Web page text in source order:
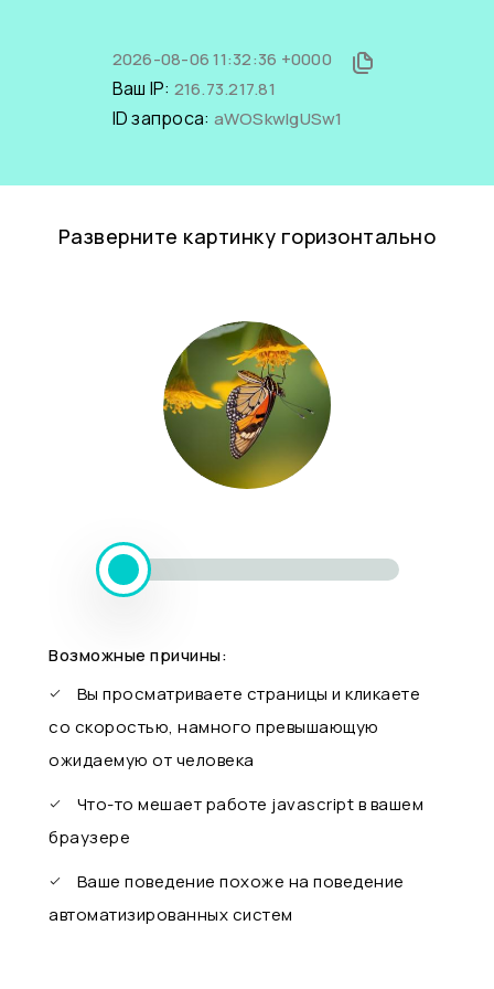
2026-08-06 11:32:36 +0000
Ваш IP: 216.73.217.81
ID запроса: aWOSkwIgUSw1
Разверните картинку горизонтально
Возможные причины:
Вы просматриваете страницы и кликаете
со скоростью, намного превышающую
ожидаемую от человека
Что-то мешает работе javascript в вашем
браузере
Ваше поведение похоже на поведение
автоматизированных систем